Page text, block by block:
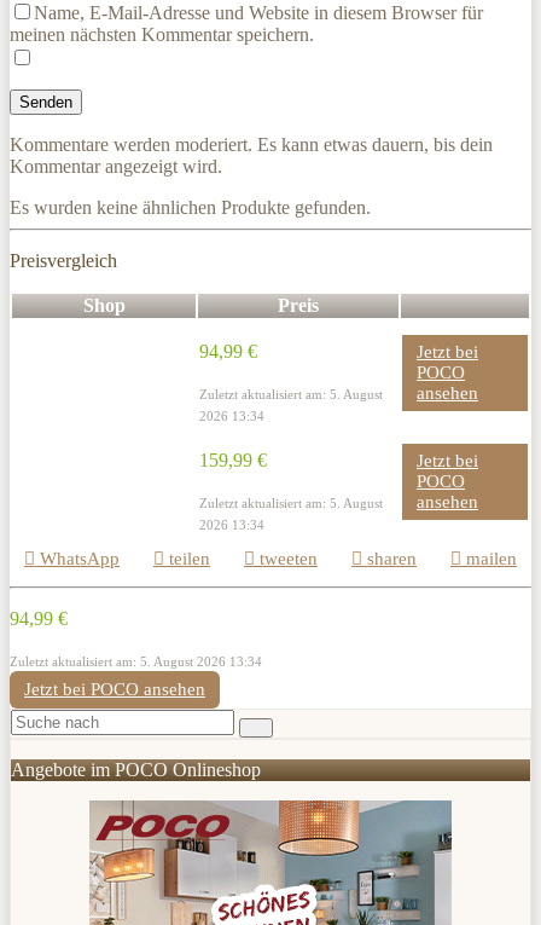
Name, E-Mail-Adresse und Website in diesem Browser für
meinen nächsten Kommentar speichern.
Kommentare werden moderiert. Es kann etwas dauern, bis dein
Kommentar angezeigt wird.
Es wurden keine ähnlichen Produkte gefunden.
Preisvergleich
Shop Preis
94,99 €
Zuletzt aktualisiert am: 5. August
2026 13:34
Jetzt bei
POCO
ansehen
159,99 €
Zuletzt aktualisiert am: 5. August
2026 13:34
Jetzt bei
POCO
ansehen
WhatsApp teilen tweeten sharen mailen
94,99 €
Zuletzt aktualisiert am: 5. August 2026 13:34
Jetzt bei POCO ansehen
Angebote im POCO Onlineshop